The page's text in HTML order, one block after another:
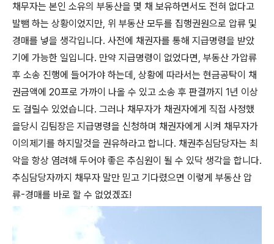
채무자는 본인 소유의 부동산을 몇 채 보유하면서도 전혀 없다고
발뺌 하는 상황이었지만, 위 부동산 모두를 집행권원으로 압류 및
경매를 넣을 생각입니다. 사전에 채권자를 통해 지급명령을 받았
기에 가능한 일입니다. 만약 지급명령이 없었다면, 부동산 가압류
후 소송 진행에 들어가야 하는데, 상황에 따라서는 현금공탁이 채
권금액에 20프로 가까이 나올 수 있고 소송 후 판결까지 1년 이상
도 걸릴수 있었습니다. 그러나 채무자가 채권자에게 직접 사정했
을당시 김팀장은 지급명령을 신청하며 채권자에게 시켜 채무자가
이의제기를 하지말것을 권유하라고 합니다. 채권추심담당자는 최
악을 항상 염려해 두어야 좋은 추심원이 될 수 있닥 생각을 합니다.
추심담당자까지 채무자 말만 믿고 기다렸으면 이렇게 부동산 압
류-경매를 바로 할 수 없었겠죠!